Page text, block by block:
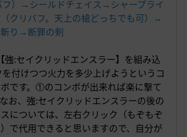
フ）→シールドチェイス→シャープライ
クリバフ。天上の槍どっちでも可）→
り→断罪の剣
強:セイクリッドエンスラー】を組み込
付けつつ火力を多少上げようというコ
です。①のコンボが出来れば楽に撃て
お、強:セイクリッドエンスラーの後の
については、左右クリック（もぞもぞ
で代用できると思いますので、自分が